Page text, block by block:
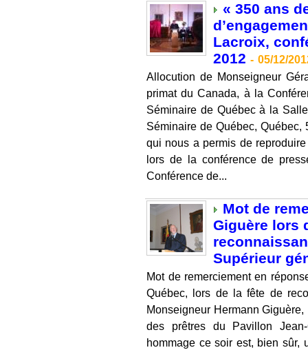
« 350 ans
Lacroix,
2012 - 05/12/
Allocution de Monseigneur
primat du Canada, à la
Séminaire de Québec à la
Séminaire de Québec,
qui nous a permis de
lors de la conférence de
Conférence de...
Mot de
Giguère lors
Supérieur
Mot de remerciement en
Québec, lors de la fête de
Monseigneur Hermann
des prêtres du Pavillon
hommage ce soir est, bien sûr,